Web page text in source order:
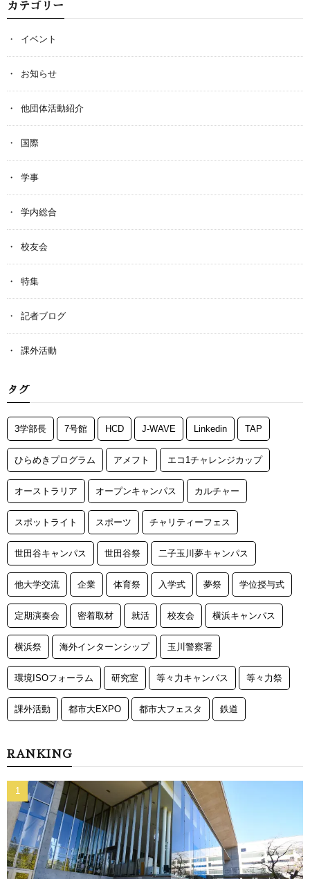
カテゴリー
イベント
お知らせ
他団体活動紹介
国際
学事
学内総合
校友会
特集
記者ブログ
課外活動
タグ
3学部長 7号館 HCD J-WAVE Linkedin TAP
ひらめきプログラム アメフト エコ1チャレンジカップ
オーストラリア オープンキャンパス カルチャー
スポットライト スポーツ チャリティーフェス
世田谷キャンパス 世田谷祭 二子玉川夢キャンパス
他大学交流 企業 体育祭 入学式 夢祭 学位授与式
定期演奏会 密着取材 就活 校友会 横浜キャンパス
横浜祭 海外インターンシップ 玉川警察署
環境ISOフォーラム 研究室 等々力キャンパス 等々力祭
課外活動 都市大EXPO 都市大フェスタ 鉄道
RANKING